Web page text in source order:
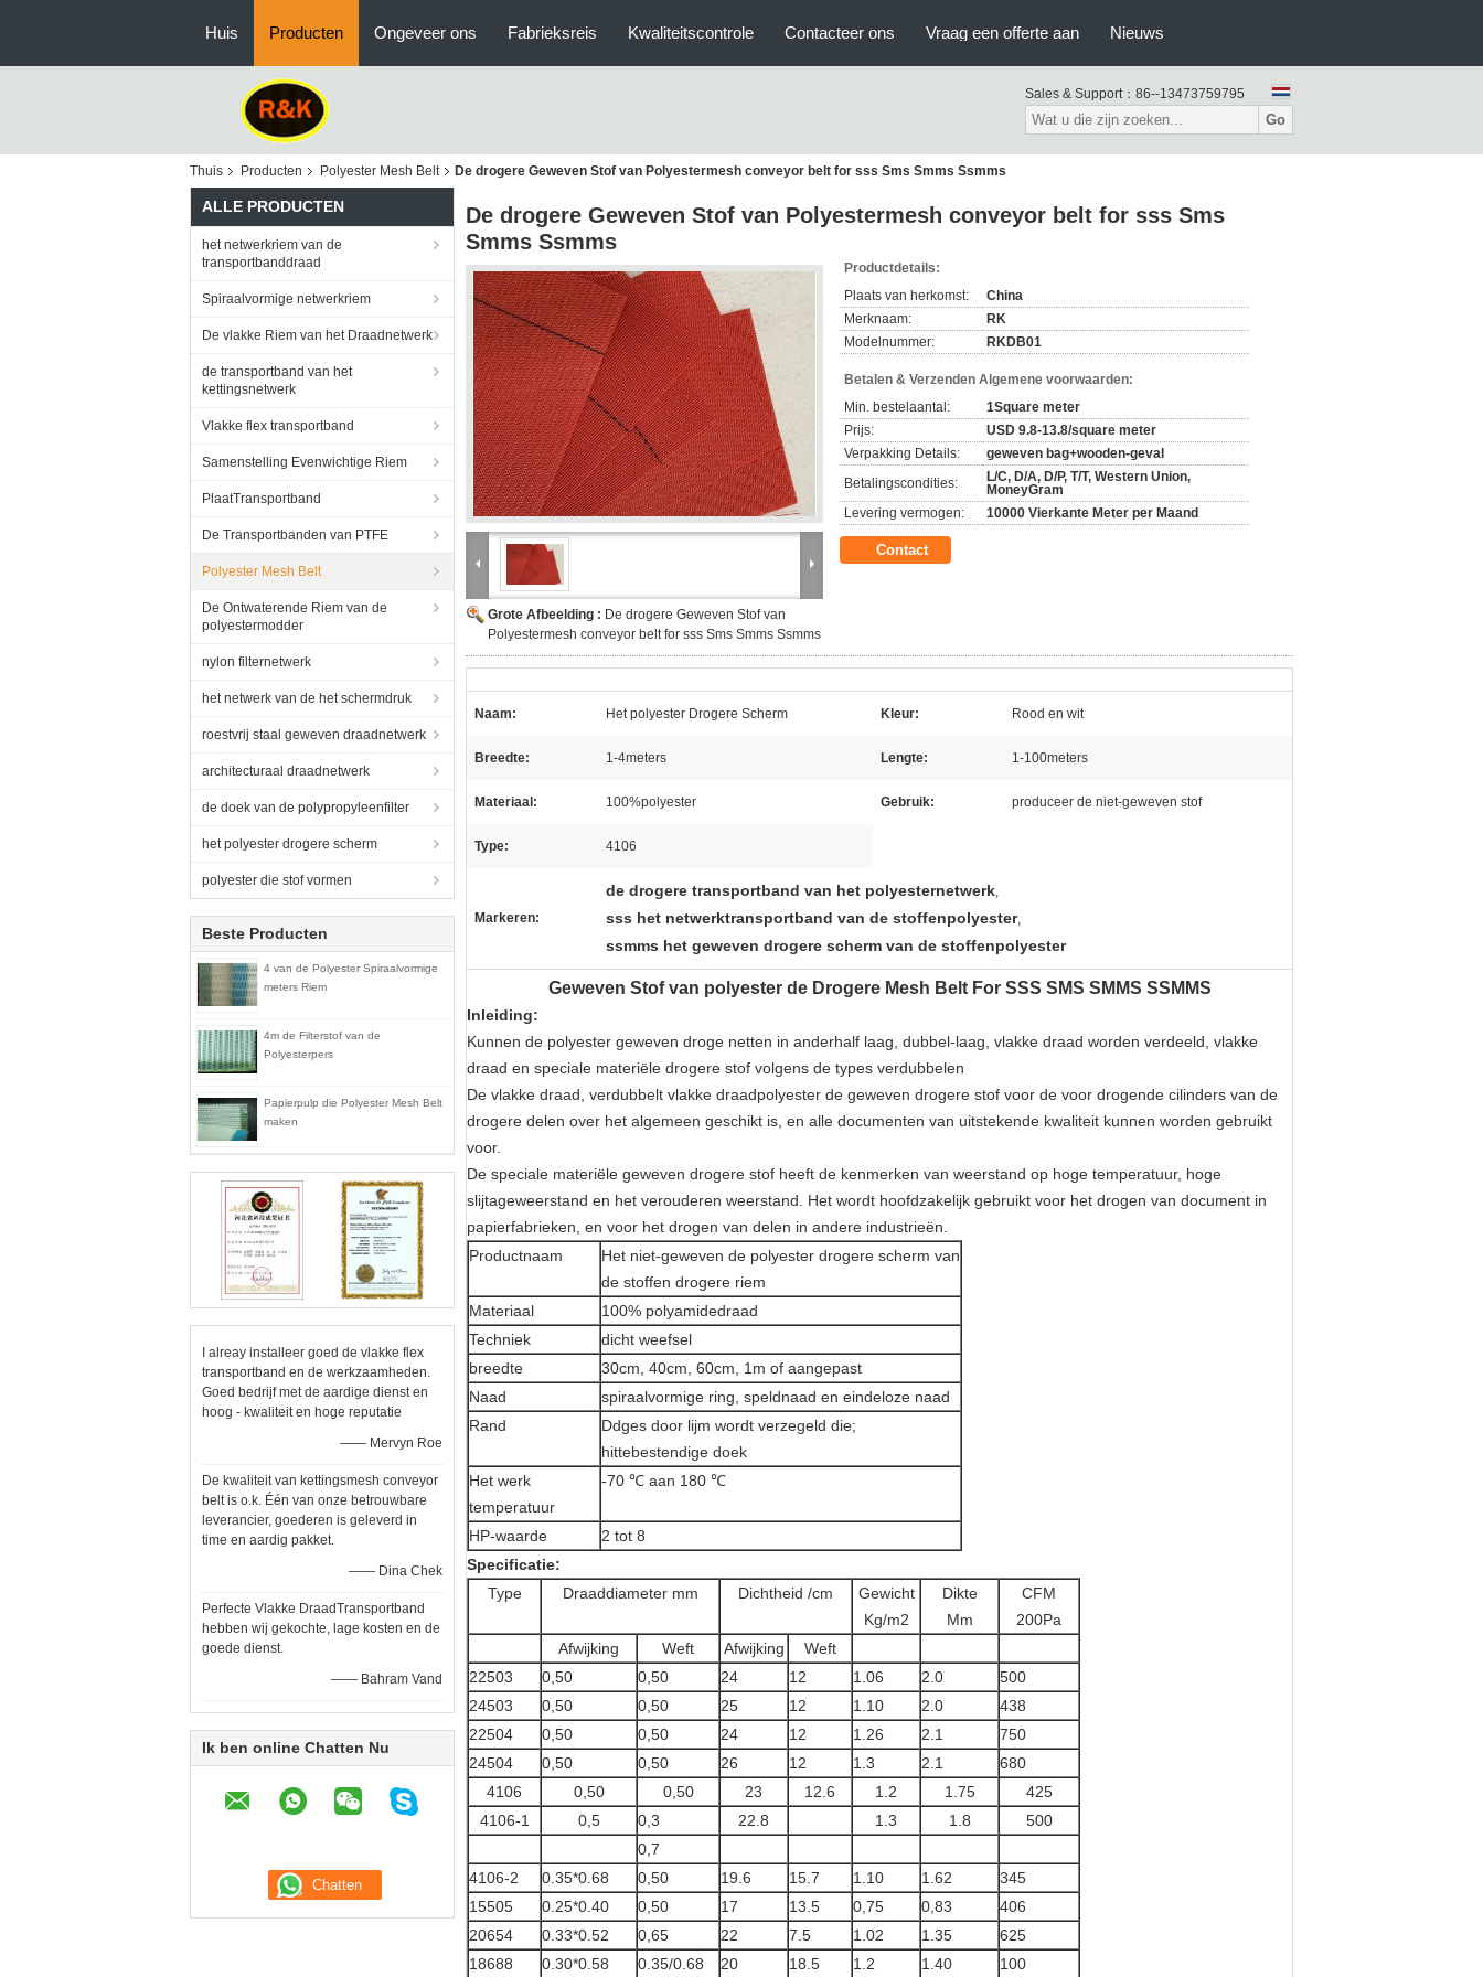
Huis Producten Ongeveer ons Fabrieksreis Kwaliteitscontrole Contacteer ons Vraag een offerte aan Nieuws
Sales & Support： 86--13473759795
Go
Thuis Producten Polyester Mesh Belt De drogere Geweven Stof van Polyestermesh conveyor belt for sss Sms Smms Ssmms
ALLE PRODUCTEN
het netwerkriem van de
transportbanddraad
Spiraalvormige netwerkriem
De vlakke Riem van het Draadnetwerk
de transportband van het
kettingsnetwerk
Vlakke flex transportband
Samenstelling Evenwichtige Riem
PlaatTransportband
De Transportbanden van PTFE
Polyester Mesh Belt
De Ontwaterende Riem van de
polyestermodder
nylon filternetwerk
het netwerk van de het schermdruk
roestvrij staal geweven draadnetwerk
architecturaal draadnetwerk
de doek van de polypropyleenfilter
het polyester drogere scherm
polyester die stof vormen
Beste Producten
4 van de Polyester Spiraalvormige
meters Riem
4m de Filterstof van de
Polyesterpers
Papierpulp die Polyester Mesh Belt
maken
I alreay installeer goed de vlakke flex
transportband en de werkzaamheden.
Goed bedrijf met de aardige dienst en
hoog - kwaliteit en hoge reputatie
—— Mervyn Roe
De kwaliteit van kettingsmesh conveyor
belt is o.k. Één van onze betrouwbare
leverancier, goederen is geleverd in
time en aardig pakket.
—— Dina Chek
Perfecte Vlakke DraadTransportband
hebben wij gekochte, lage kosten en de
goede dienst.
—— Bahram Vand
Ik ben online Chatten Nu
De drogere Geweven Stof van Polyestermesh conveyor belt for sss Sms
Smms Ssmms
Grote Afbeelding : De drogere Geweven Stof van
Polyestermesh conveyor belt for sss Sms Smms Ssmms
Productdetails:
Plaats van herkomst:
China
Merknaam:
RK
Modelnummer:
RKDB01
Betalen & Verzenden Algemene voorwaarden:
Min. bestelaantal:
1Square meter
Prijs:
USD 9.8-13.8/square meter
Verpakking Details:
geweven bag+wooden-geval
Betalingscondities:
L/C, D/A, D/P, T/T, Western Union,
MoneyGram
Levering vermogen:
10000 Vierkante Meter per Maand
Contact
Naam: Het polyester Drogere Scherm Kleur: Rood en wit
Breedte: 1-4meters Lengte: 1-100meters
Materiaal: 100%polyester Gebruik: produceer de niet-geweven stof
Type: 4106
Markeren:
de drogere transportband van het polyesternetwerk,
sss het netwerktransportband van de stoffenpolyester,
ssmms het geweven drogere scherm van de stoffenpolyester
Geweven Stof van polyester de Drogere Mesh Belt For SSS SMS SMMS SSMMS
Inleiding:
Kunnen de polyester geweven droge netten in anderhalf laag, dubbel-laag, vlakke draad worden verdeeld, vlakke
draad en speciale materiële drogere stof volgens de types verdubbelen
De vlakke draad, verdubbelt vlakke draadpolyester de geweven drogere stof voor de voor drogende cilinders van de
drogere delen over het algemeen geschikt is, en alle documenten van uitstekende kwaliteit kunnen worden gebruikt
voor.
De speciale materiële geweven drogere stof heeft de kenmerken van weerstand op hoge temperatuur, hoge
slijtageweerstand en het verouderen weerstand. Het wordt hoofdzakelijk gebruikt voor het drogen van document in
papierfabrieken, en voor het drogen van delen in andere industrieën.
Productnaam
Het niet-geweven de polyester drogere scherm van
de stoffen drogere riem
Materiaal
100% polyamidedraad
Techniek
dicht weefsel
breedte
30cm, 40cm, 60cm, 1m of aangepast
Naad
spiraalvormige ring, speldnaad en eindeloze naad
Rand
Ddges door lijm wordt verzegeld die;
hittebestendige doek
Het werk
temperatuur
-70 ℃ aan 180 ℃
HP-waarde
2 tot 8
Specificatie:
Type
Draaddiameter mm Dichtheid /cm
Gewicht
Kg/m2
Dikte
Mm
CFM
200Pa
Afwijking
Weft Afwijking
Weft
22503
0,50 0,50 24 12 1.06 2.0
500
24503
0,50 0,50 25 12 1.10 2.0
438
22504
0,50 0,50 24 12 1.26 2.1
750
24504
0,50 0,50 26 12 1.3 2.1
680
4106
0,50 0,50 23 12.6 1.2 1.75
425
4106-1
0,5 0,3 22.8 1.3 1.8
500
0,7
4106-2
0.35*0.68 0,50 19.6 15.7 1.10 1.62
345
15505
0.25*0.40 0,50 17 13.5 0,75 0,83
406
20654
0.33*0.52 0,65 22 7.5 1.02 1.35
625
18688
0.30*0.58 0.35/0.68 20 18.5 1.2 1.40 100